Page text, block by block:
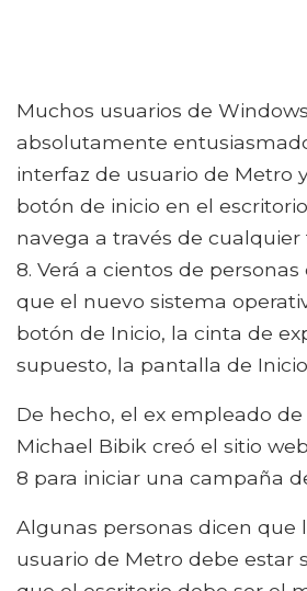
Muchos usuarios de
absolutamente
interfaz de usuario de Metro
botón de inicio en el
navega a través de
8. Verá a cientos de
que el nuevo sistema
botón de Inicio, la cinta de
supuesto, la pantalla de
De hecho, el ex empleado
Michael Bibik creó el sitio
8 para iniciar una campaña
Algunas personas dicen que
usuario de Metro debe estar